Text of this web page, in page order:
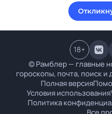
© Рамблер — главные
гороскопы, почта, поиск
Полная версия
Условия использования
Политика
18+